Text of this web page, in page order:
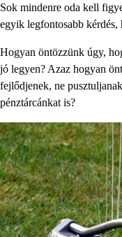
Sok mindenre oda kell
egyik legfontosabb kérdés,
Hogyan öntözzünk úgy,
jó legyen? Azaz hogyan
fejlődjenek, ne
pénztárcánkat is?